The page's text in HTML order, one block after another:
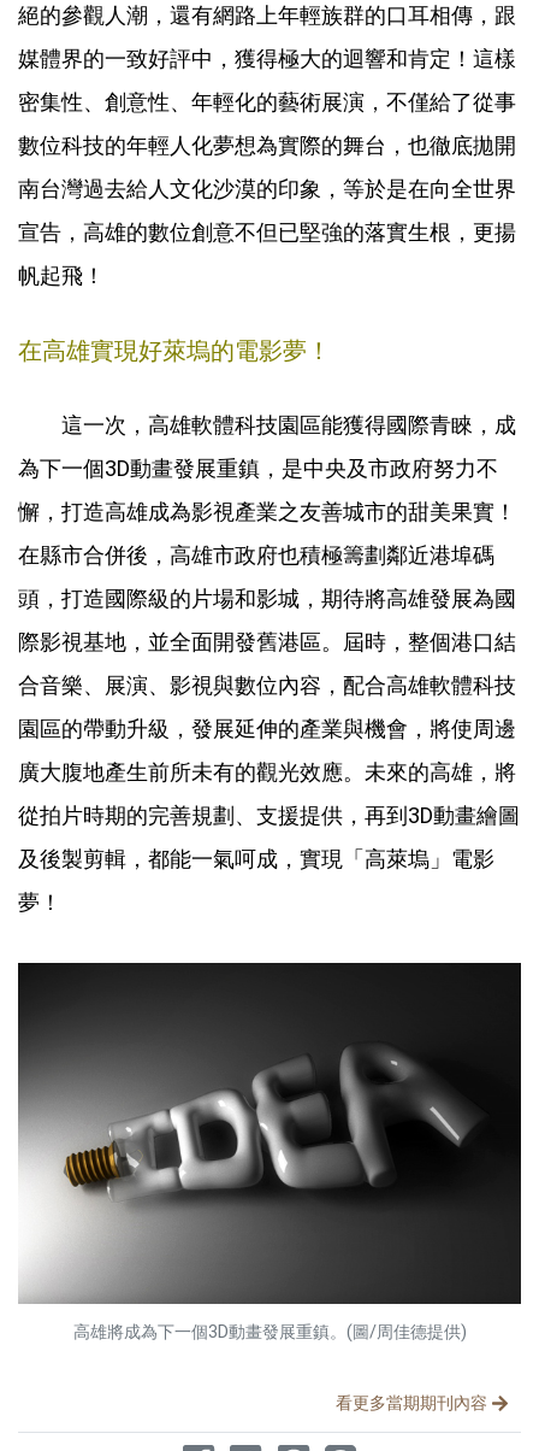
絕的參觀人潮，還有網路上年輕族群的口耳相傳，跟
媒體界的一致好評中，獲得極大的迴響和肯定！這樣
密集性、創意性、年輕化的藝術展演，不僅給了從事
數位科技的年輕人化夢想為實際的舞台，也徹底拋開
南台灣過去給人文化沙漠的印象，等於是在向全世界
宣告，高雄的數位創意不但已堅強的落實生根，更揚
帆起飛！
在高雄實現好萊塢的電影夢！
這一次，高雄軟體科技園區能獲得國際青睞，成
為下一個3D動畫發展重鎮，是中央及市政府努力不
懈，打造高雄成為影視產業之友善城市的甜美果實！
在縣市合併後，高雄市政府也積極籌劃鄰近港埠碼
頭，打造國際級的片場和影城，期待將高雄發展為國
際影視基地，並全面開發舊港區。屆時，整個港口結
合音樂、展演、影視與數位內容，配合高雄軟體科技
園區的帶動升級，發展延伸的產業與機會，將使周邊
廣大腹地產生前所未有的觀光效應。未來的高雄，將
從拍片時期的完善規劃、支援提供，再到3D動畫繪圖
及後製剪輯，都能一氣呵成，實現「高萊塢」電影
夢！
高雄將成為下一個3D動畫發展重鎮。(圖/周佳德提供)
看更多當期期刊內容
分享文章